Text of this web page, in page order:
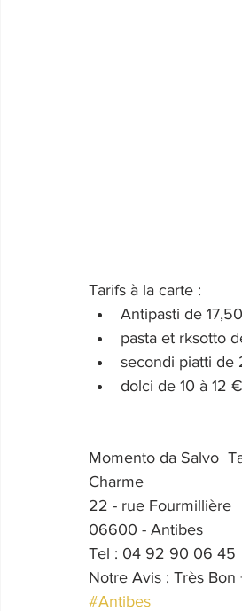
Tarifs à la carte :
Antipasti de
pasta et rksotto
secondi piatti de
dolci de 10 à 12
Momento da Salvo
Charme
22 - rue Fourmillière
06600 - Antibes
Tel : 04 92 90 06 45
Notre Avis : Très Bon
#Antibes